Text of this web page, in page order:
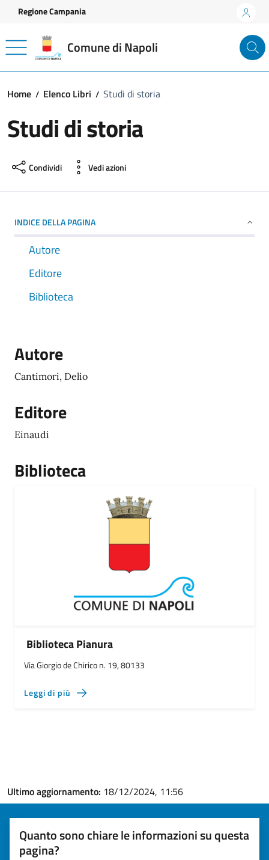
Vai ai contenuti
Vai al footer
Regione Campania
Comune di Napoli
Home Elenco Libri Studi di storia
Studi di storia
Condividi Vedi azioni
INDICE DELLA PAGINA
Autore
Editore
Biblioteca
Autore
Cantimori, Delio
Editore
Einaudi
Biblioteca
Biblioteca Pianura
Via Giorgio de Chirico n. 19, 80133
Leggi di più
Ultimo aggiornamento: 18/12/2024, 11:56
Quanto sono chiare le informazioni su questa
pagina?